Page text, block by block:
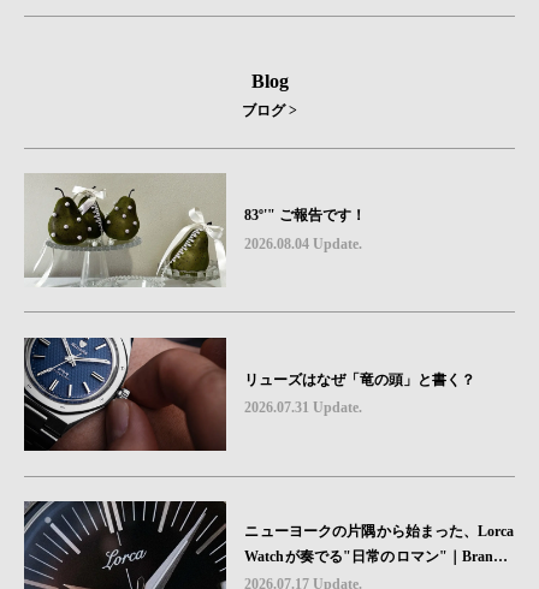
Blog
ブログ >
83º'" ご報告です！
2026.08.04 Update.
リューズはなぜ「竜の頭」と書く？
2026.07.31 Update.
ニューヨークの片隅から始まった、Lorca
Watchが奏でる"日常のロマン"｜Brand P
icks #08
2026.07.17 Update.